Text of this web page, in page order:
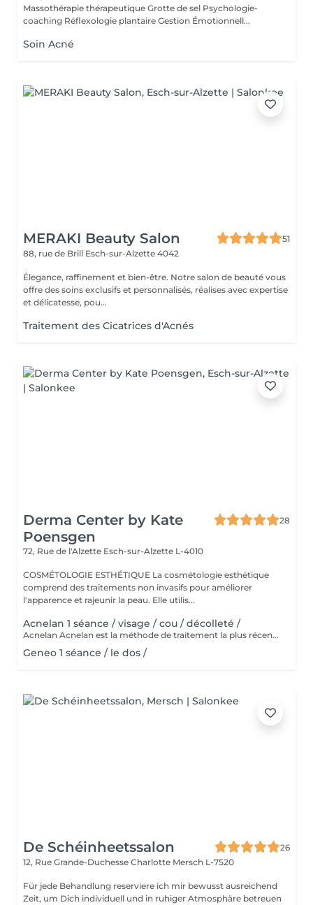
Massothérapie thérapeutique Grotte de sel Psychologie-
coaching Réflexologie plantaire Gestion Émotionnell...
Soin Acné
MERAKI Beauty Salon
51
88, rue de Brill Esch-sur-Alzette 4042
Élegance, raffinement et bien-être. Notre salon de beauté vous
offre des soins exclusifs et personnalisés, réalises avec expertise
et délicatesse, pou...
Traitement des Cicatrices d'Acnés
Derma Center by Kate
Poensgen
28
72, Rue de l'Alzette Esch-sur-Alzette L-4010
COSMÉTOLOGIE ESTHÉTIQUE La cosmétologie esthétique
comprend des traitements non invasifs pour améliorer
l'apparence et rajeunir la peau. Elle utilis...
Acnelan 1 séance / visage / cou / décolleté /
Acnelan Acnelan est la méthode de traitement la plus récente et la plus innovante de l'acné. Le pack de soins de la marque espagnole Mesoestetic guérit efficacement les changements d'acné de différentes origines et phases. Cette thérapie apaise la peau et les zones enflammées, et a un effet très positif sur la guérison des complications de l'acné, car les cicatrices ne sont plus aussi visibles et les taches sont affinées. C'est la méthode complexe qui guérit l'acné et empêche de nouveaux changements de se produire. Principalement les principes actifs, tels que le complexe bexarétinyle (un rétinoïde), le soufre et le kaolin, fonctionnent comme un nettoyant en profondeur pour les pores obstrués, ce qui conduit à une amélioration visible du teint de la peau. De plus, d'autres ingrédients actifs tels que l'acide hyaluronique, le zinc, l'aloe vera et le cuivre sont présents dans le pack Acknelan. Le complexe d'acné breveté comprend également: Alcool | Acide mandélique | Azelate de disodium | Soufre | Kaolin | Aqua | Acide salicylique | Hydroxypropylméthylcellulose | Acide shikimique | Rétinoxytriméthylsilanes. Les substances combattent tous les symptômes de l'acné, guérissent la peau enflammée, nettoient les pores, réduisent le nombre de points noirs, écaillent la peau, affinent l'apparence, équilibrent la production de sébum et ont un effet antibactérien.
Geneo 1 séance / le dos /
De Schéinheetssalon
26
12, Rue Grande-Duchesse Charlotte Mersch L-7520
Für jede Behandlung reserviere ich mir bewusst ausreichend
Zeit, um Dich individuell und in ruhiger Atmosphäre betreuen